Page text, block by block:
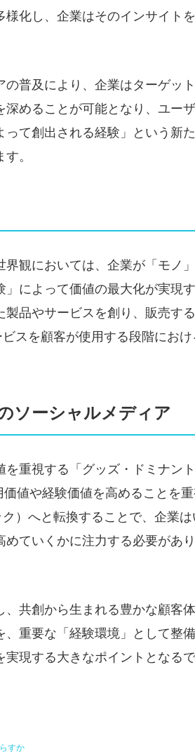
化し、企業はそのインサイト
普及により、企業はターゲッ
めることが可能となり、ユー
て創出される経験」という新
。
観においては、企業が「モノ
によって価値の最大化が実現
品やサービスを創り、販売す
スを顧客が使用する段階におけ
ソーシャルメディア
重視する「グッズ・ドミナン
値や経験価値を高めることを
）へと転換することで、企業は
ていくかに注力する必要があ
共創から生まれる豊かな顧客
重要な「経験環境」として整備
現する大きなポイントとなる
すか